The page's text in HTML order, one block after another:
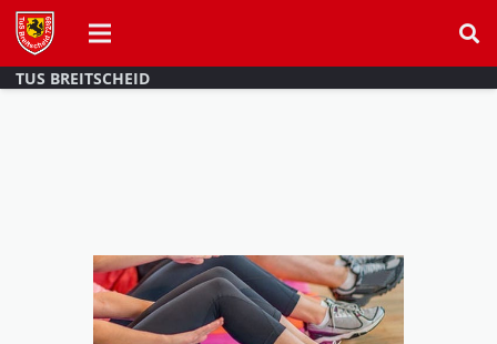
TUS BREITSCHEID